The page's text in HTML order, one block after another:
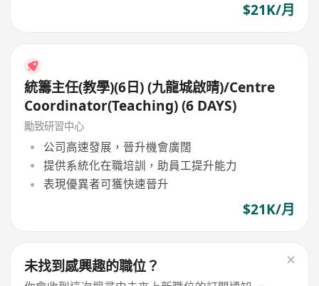
$21K/月
統籌主任(教學)(6日) (九龍城啟晴)/Centre
Coordinator(Teaching) (6 DAYS)
勵致研習中心
公司高速發展，晉升機會廣闊
提供系統化在職培訓，助員工提升能力
表現優異者可獲快速晉升
$21K/月
未找到感興趣的職位？